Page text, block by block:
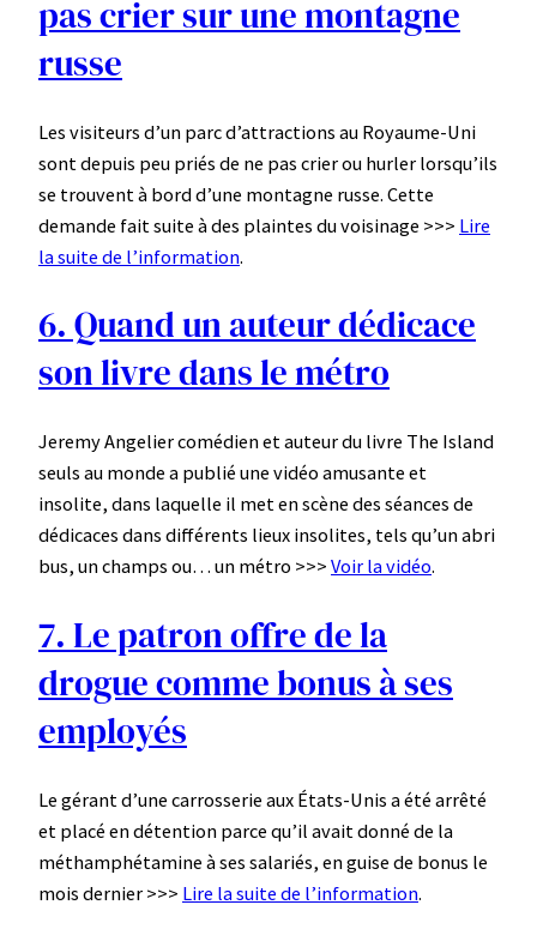
pas crier sur une montagne
russe
Les visiteurs d’un parc d’attractions au Royaume-Uni
sont depuis peu priés de ne pas crier ou hurler lorsqu’ils
se trouvent à bord d’une montagne russe. Cette
demande fait suite à des plaintes du voisinage >>> Lire
la suite de l’information.
6. Quand un auteur dédicace
son livre dans le métro
Jeremy Angelier comédien et auteur du livre The Island
seuls au monde a publié une vidéo amusante et
insolite, dans laquelle il met en scène des séances de
dédicaces dans différents lieux insolites, tels qu’un abri
bus, un champs ou… un métro >>> Voir la vidéo.
7. Le patron offre de la
drogue comme bonus à ses
employés
Le gérant d’une carrosserie aux États-Unis a été arrêté
et placé en détention parce qu’il avait donné de la
méthamphétamine à ses salariés, en guise de bonus le
mois dernier >>> Lire la suite de l’information.